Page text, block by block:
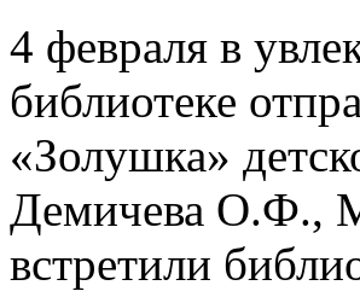
4 февраля в
библиотеке
«Золушка»
Демичева О.Ф.,
встретили